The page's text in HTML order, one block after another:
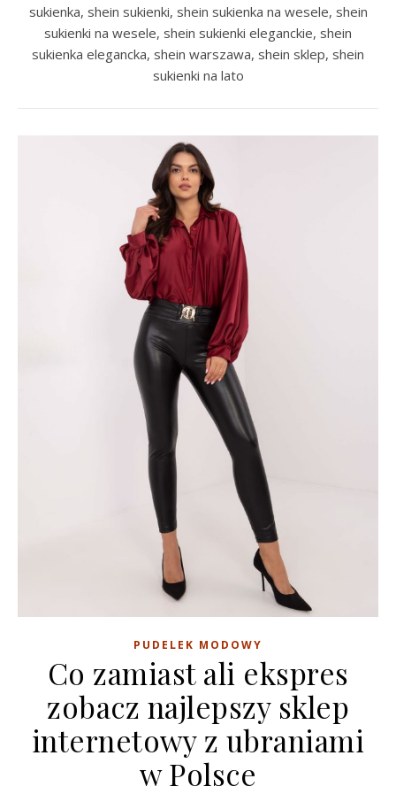
sukienka, shein sukienki, shein sukienka na wesele, shein
sukienki na wesele, shein sukienki eleganckie, shein
sukienka elegancka, shein warszawa, shein sklep, shein
sukienki na lato
PUDELEK MODOWY
Co zamiast ali ekspres
zobacz najlepszy sklep
internetowy z ubraniami
w Polsce